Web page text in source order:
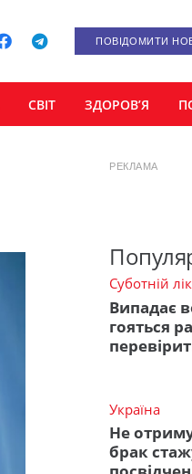
ПОВІДОМИТИ
СВІТ ЗДОРОВ’Я
РЕКЛАМА
Суботній
Випадає
гояться
Україна
Не
брак